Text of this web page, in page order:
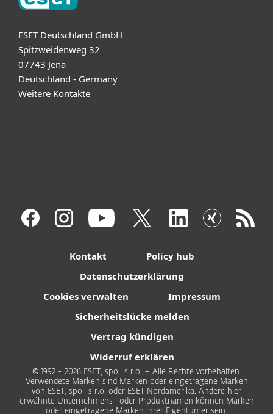
ESET Deutschland GmbH
Spitzweidenweg 32
07743 Jena
Deutschland - Germany
Weitere Kontakte
Kontakt
Policy hub
Datenschutzerklärung
Cookies verwalten
Impressum
Sicherheitslücke melden
Vertrag kündigen
Widerruf erklären
© 1992 - 2026 ESET, spol. s r.o. – Alle Rechte vorbehalten.
Verwendete Marken sind Marken oder eingetragene Marken
von ESET, spol. s r.o. oder ESET Nordamerika. Andere hier
erwähnte Unternehmens- oder Produktnamen können Marken
oder eingetragene Marken ihrer Eigentümer sein.